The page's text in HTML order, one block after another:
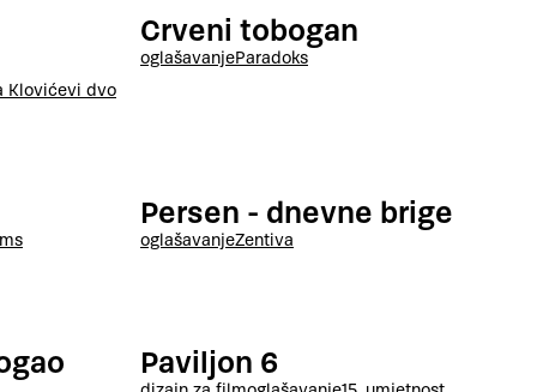
Klovićevi dvori
Crveni tobogan
oglašavanjeParadoks
Persen - dnevne brige
oglašavanjeZentiva
Paviljon 6